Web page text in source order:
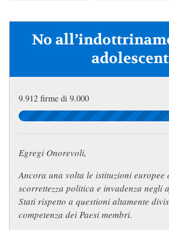
No
9.912 firme di 9.000
Egregi Onorevoli,
Ancora una volta le istituzioni europee
scorrettezza politica e invadenza negli
Stati rispetto a questioni altamente
competenza dei Paesi membri.